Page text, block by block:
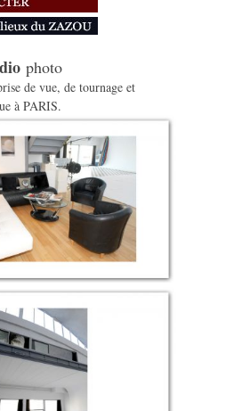
photo
de vue, de tournage et
à PARIS.